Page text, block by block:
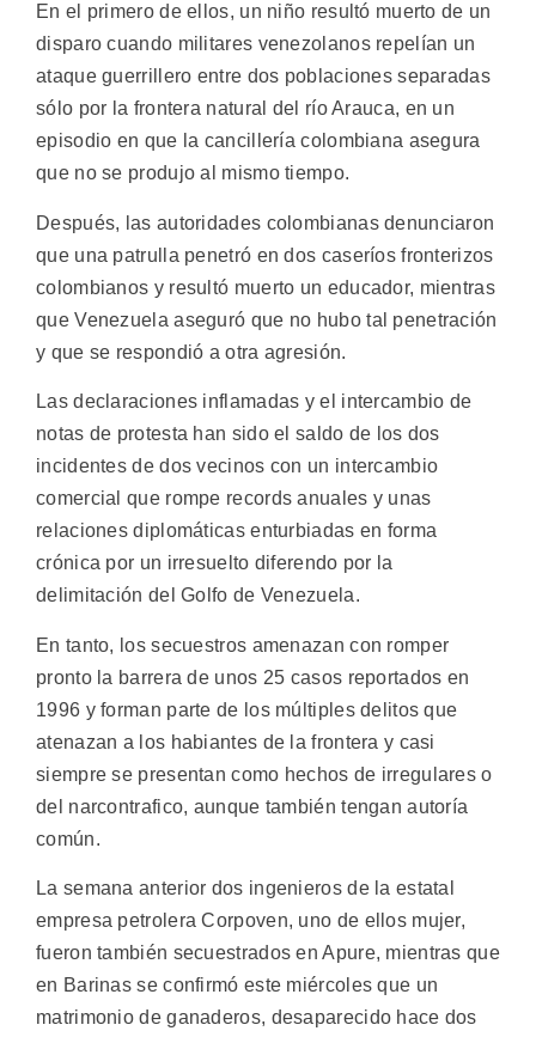
En el primero de ellos, un niño resultó muerto de un
disparo cuando militares venezolanos repelían un
ataque guerrillero entre dos poblaciones separadas
sólo por la frontera natural del río Arauca, en un
episodio en que la cancillería colombiana asegura
que no se produjo al mismo tiempo.
Después, las autoridades colombianas denunciaron
que una patrulla penetró en dos caseríos fronterizos
colombianos y resultó muerto un educador, mientras
que Venezuela aseguró que no hubo tal penetración
y que se respondió a otra agresión.
Las declaraciones inflamadas y el intercambio de
notas de protesta han sido el saldo de los dos
incidentes de dos vecinos con un intercambio
comercial que rompe records anuales y unas
relaciones diplomáticas enturbiadas en forma
crónica por un irresuelto diferendo por la
delimitación del Golfo de Venezuela.
En tanto, los secuestros amenazan con romper
pronto la barrera de unos 25 casos reportados en
1996 y forman parte de los múltiples delitos que
atenazan a los habiantes de la frontera y casi
siempre se presentan como hechos de irregulares o
del narcontrafico, aunque también tengan autoría
común.
La semana anterior dos ingenieros de la estatal
empresa petrolera Corpoven, uno de ellos mujer,
fueron también secuestrados en Apure, mientras que
en Barinas se confirmó este miércoles que un
matrimonio de ganaderos, desaparecido hace dos